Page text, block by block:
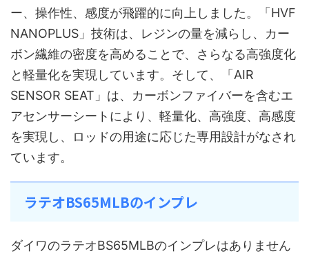
ー、操作性、感度が飛躍的に向上しました。「HVF
NANOPLUS」技術は、レジンの量を減らし、カー
ボン繊維の密度を高めることで、さらなる高強度化
と軽量化を実現しています。そして、「AIR
SENSOR SEAT」は、カーボンファイバーを含むエ
アセンサーシートにより、軽量化、高強度、高感度
を実現し、ロッドの用途に応じた専用設計がなされ
ています。
ラテオBS65MLBのインプレ
ダイワのラテオBS65MLBのインプレはありません